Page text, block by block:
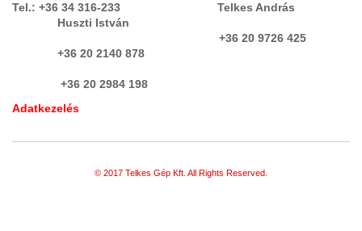
GYÓGYSZERIPAR
PÁNCÉLSZEKRÉNY, PÁNCÉL
PNEUMATIKA
PORSZŰRŐK, PORLEVÁLASZTÓK,
Tel.: +36 34 316-233 Telkes András
Huszti István
+36 20 9726 425
+36 20 2140 878
+36 20 2984 198
Adatkezelés
© 2017 Telkes Gép Kft. All Rights Reserved.